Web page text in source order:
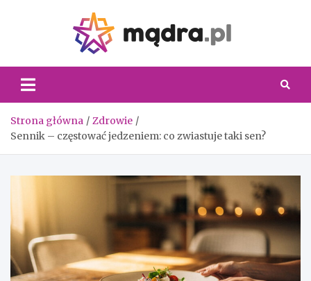
Strona główna
Zdrowie
Sennik – częstować jedzeniem: co zwiastuje taki sen?